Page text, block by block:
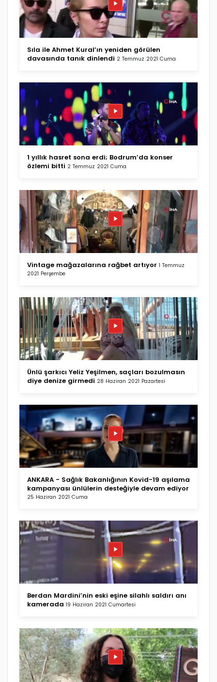
Sıla ile Ahmet Kural’ın yeniden görülen
davasında tanık dinlendi 2 Temmuz 2021 Cuma
1 yıllık hasret sona erdi; Bodrum’da konser
özlemi bitti 2 Temmuz 2021 Cuma
Vintage mağazalarına rağbet artıyor 1 Temmuz
2021 Perşembe
Ünlü şarkıcı Yeliz Yeşilmen, saçları bozulmasın
diye denize girmedi 28 Haziran 2021 Pazartesi
ANKARA - Sağlık Bakanlığının Kovid-19 aşılama
kampanyası ünlülerin desteğiyle devam ediyor
25 Haziran 2021 Cuma
Berdan Mardini’nin eski eşine silahlı saldırı anı
kamerada 19 Haziran 2021 Cumartesi